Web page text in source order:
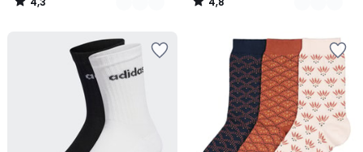
€
/
/